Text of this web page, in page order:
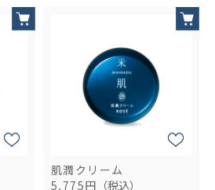
肌潤クリーム
5,775円 （税込）